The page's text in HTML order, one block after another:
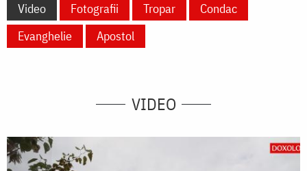
Video
Fotografii Tropar
Condac
Evanghelie
Apostol
VIDEO